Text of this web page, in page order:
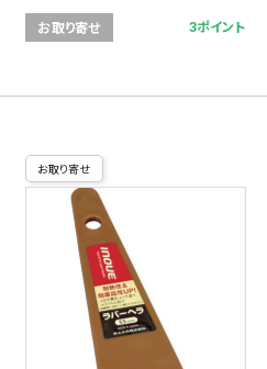
お取り寄せ 3ポイント
お取り寄せ